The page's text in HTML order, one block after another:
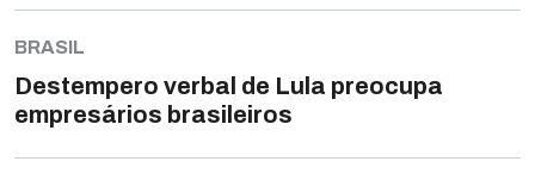
BRASIL
Destempero verbal de Lula preocupa
empresários brasileiros